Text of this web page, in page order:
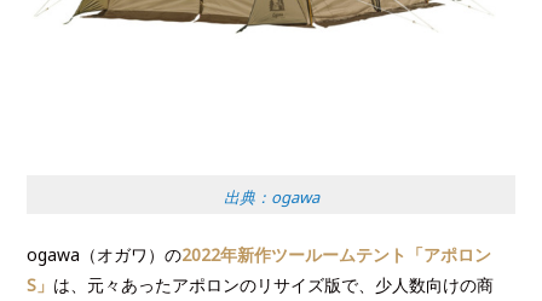
出典：ogawa
ogawa（オガワ）の2022年新作ツールームテント 「アポロン
S」 は、元々あったアポロンのリサイズ版で、少人数向けの商